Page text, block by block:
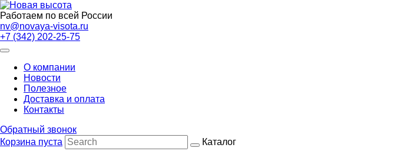
Работаем по всей России
nv@novaya-visota.ru
+7 (342) 202-25-75
О компании
Новости
Полезное
Доставка и оплата
Контакты
Обратный звонок
Корзина пуста
Каталог